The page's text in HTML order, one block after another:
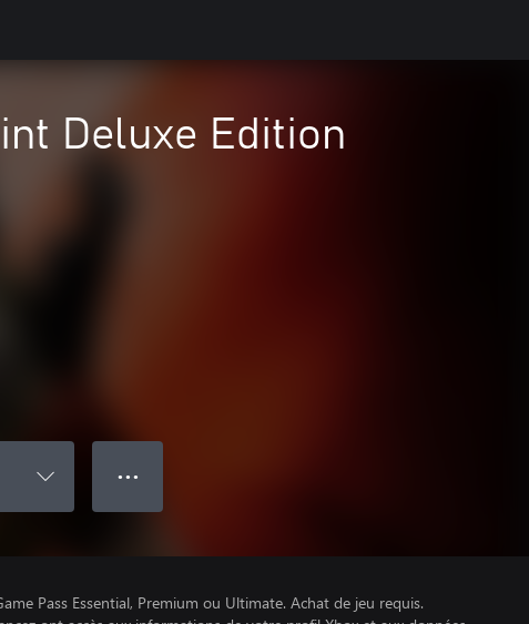
Deluxe Edition
● ● ●
Pass Essential, Premium ou Ultimate. Achat de jeu requis.